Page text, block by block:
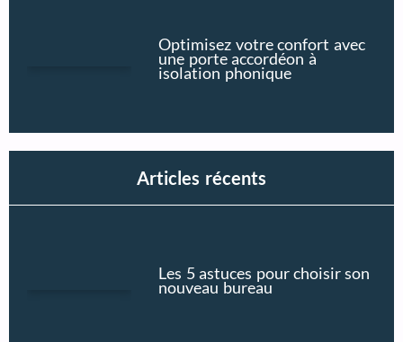
Optimisez votre confort avec
une porte accordéon à
isolation phonique
Articles récents
Les 5 astuces pour choisir son
nouveau bureau